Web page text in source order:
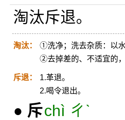
淘汰斥退。
淘汰：
①洗净；洗去杂质：以
②去掉差的、不适宜的
斥退：
1.革退。
2.喝令退出。
● 斥chì ㄔˋ